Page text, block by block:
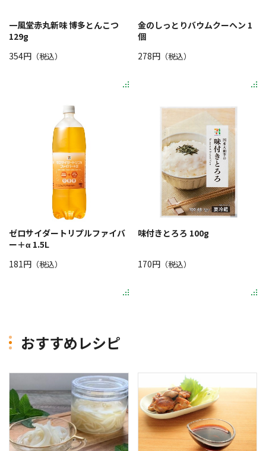
一風堂赤丸新味 博多とんこつ
129g
354円 （税込）
金のしっとりバウムクーヘン 1
個
278円（税込）
ゼロサイダートリプルファイバ
ー＋α 1.5L
181円 （税込）
味付きとろろ 100g
170円（税込）
おすすめレシピ